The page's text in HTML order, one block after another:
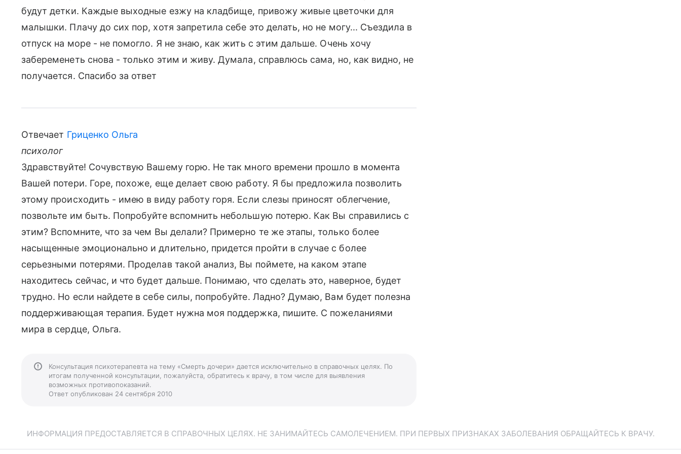
будут детки. Каждые выходные езжу на кладбище, привожу живые цветочки для
малышки. Плачу до сих пор, хотя запретила себе это делать, но не могу... Съездила в
отпуск на море - не помогло. Я не знаю, как жить с этим дальше. Очень хочу
забеременеть снова - только этим и живу. Думала, справлюсь сама, но, как видно, не
получается. Спасибо за ответ
Отвечает Гриценко Ольга
психолог
Здравствуйте! Сочувствую Вашему горю. Не так много времени прошло в момента
Вашей потери. Горе, похоже, еще делает свою работу. Я бы предложила позволить
этому происходить - имею в виду работу горя. Если слезы приносят облегчение,
позвольте им быть. Попробуйте вспомнить небольшую потерю. Как Вы справились с
этим? Вспомните, что за чем Вы делали? Примерно те же этапы, только более
насыщенные эмоционально и длительно, придется пройти в случае с более
серьезными потерями. Проделав такой анализ, Вы поймете, на каком этапе
находитесь сейчас, и что будет дальше. Понимаю, что сделать это, наверное, будет
трудно. Но если найдете в себе силы, попробуйте. Ладно? Думаю, Вам будет полезна
поддерживающая терапия. Будет нужна моя поддержка, пишите. С пожеланиями
мира в сердце, Ольга.
Консультация психотерапевта на тему «Смерть дочери» дается исключительно в справочных целях. По
итогам полученной консультации, пожалуйста, обратитесь к врачу, в том числе для выявления
возможных противопоказаний.
Ответ опубликован 24 сентября 2010
ИНФОРМАЦИЯ ПРЕДОСТАВЛЯЕТСЯ В СПРАВОЧНЫХ ЦЕЛЯХ. НЕ ЗАНИМАЙТЕСЬ САМОЛЕЧЕНИЕМ. ПРИ ПЕРВЫХ ПРИЗНАКАХ ЗАБОЛЕВАНИЯ ОБРАЩАЙТЕСЬ К ВРАЧУ.